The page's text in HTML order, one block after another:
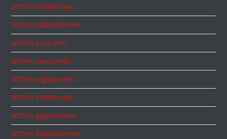
2016 m. birželio mėn.
2016 m. balandžio mėn.
2016 m. kovo mėn.
2016 m. sausio mėn.
2015 m. rugsėjo mėn.
2015 m. birželio mėn.
2015 m. gegužės mėn.
2015 m. balandžio mėn.